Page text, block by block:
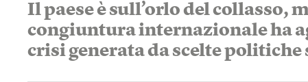
Il paese è sull’orlo del collasso,
congiuntura internazionale ha
crisi generata da scelte politiche